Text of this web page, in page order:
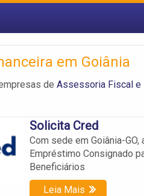
em Goiânia
de Assessoria Fiscal e
Solicita Cred
Com sede em Goiânia-
Empréstimo Consignado
Beneficiários
Leia Mais